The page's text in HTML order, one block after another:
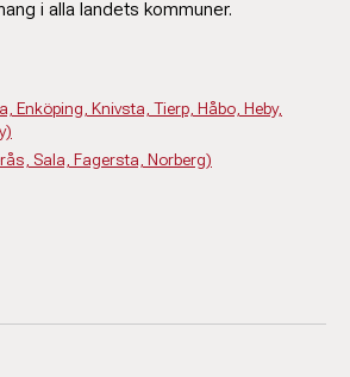
i alla landets kommuner.
Enköping, Knivsta, Tierp, Håbo, Heby,
Sala, Fagersta, Norberg)